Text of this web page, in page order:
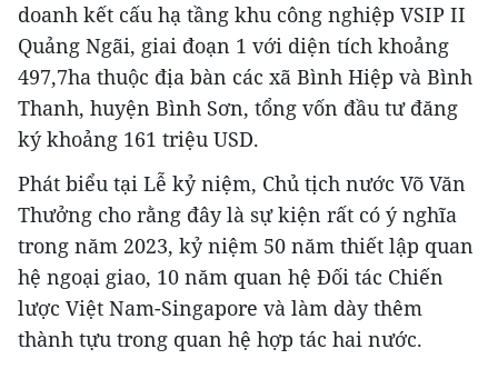
doanh kết cấu hạ tầng khu công nghiệp VSIP II
Quảng Ngãi, giai đoạn 1 với diện tích khoảng
497,7ha thuộc địa bàn các xã Bình Hiệp và Bình
Thanh, huyện Bình Sơn, tổng vốn đầu tư đăng
ký khoảng 161 triệu USD.
Phát biểu tại Lễ kỷ niệm, Chủ tịch nước Võ Văn
Thưởng cho rằng đây là sự kiện rất có ý nghĩa
trong năm 2023, kỷ niệm 50 năm thiết lập quan
hệ ngoại giao, 10 năm quan hệ Đối tác Chiến
lược Việt Nam-Singapore và làm dày thêm
thành tựu trong quan hệ hợp tác hai nước.